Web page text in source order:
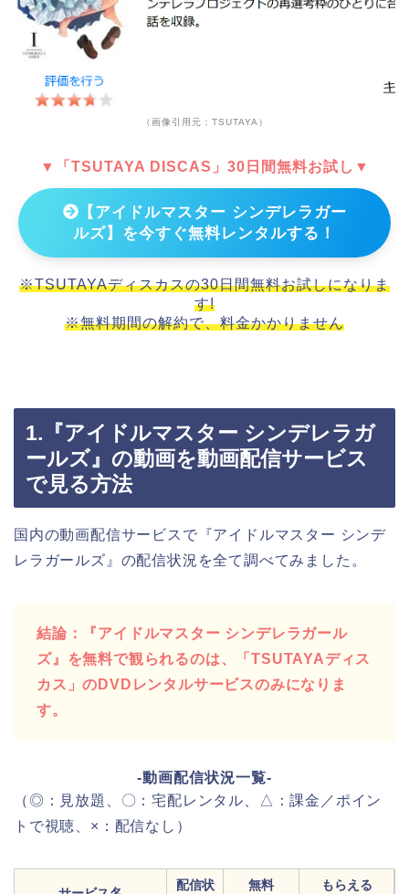
（画像引用元：TSUTAYA）
▼「TSUTAYA DISCAS」30日間無料お試し▼
【アイドルマスター シンデレラガー
ルズ】を今すぐ無料レンタルする！
※TSUTAYAディスカスの30日間無料お試しになりま
す!
※無料期間の解約で、料金かかりません
1.『アイドルマスター シンデレラガ
ールズ』の動画を動画配信サービス
で見る方法
国内の動画配信サービスで『アイドルマスター シンデ
レラガールズ』の配信状況を全て調べてみました。
結論：『アイドルマスター シンデレラガール
ズ』を無料で観られるのは、「TSUTAYAディス
カス」のDVDレンタルサービスのみになりま
す。
-動画配信状況一覧-
（◎：見放題、〇：宅配レンタル、△：課金／ポイン
トで視聴、×：配信なし）
配信状 無料 もらえる